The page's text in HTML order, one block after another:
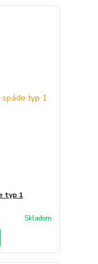
typ 1
Skladom